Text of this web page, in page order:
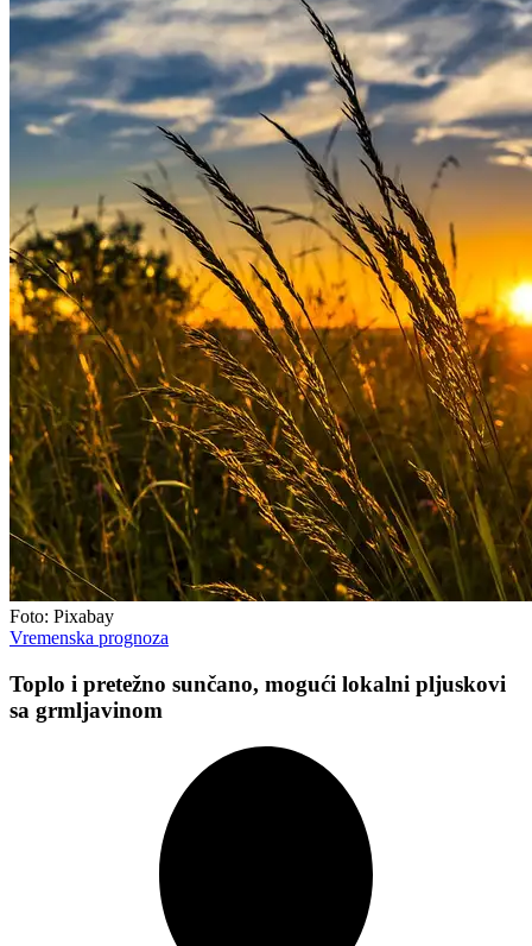
Foto: Pixabay
Vremenska prognoza
Toplo i pretežno sunčano, mogući lokalni pljuskovi
sa grmljavinom